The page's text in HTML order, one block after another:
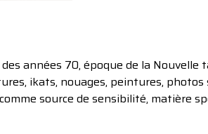
années 70, époque de la Nouvelle
ikats, nouages, peintures,
source de sensibilité, matière